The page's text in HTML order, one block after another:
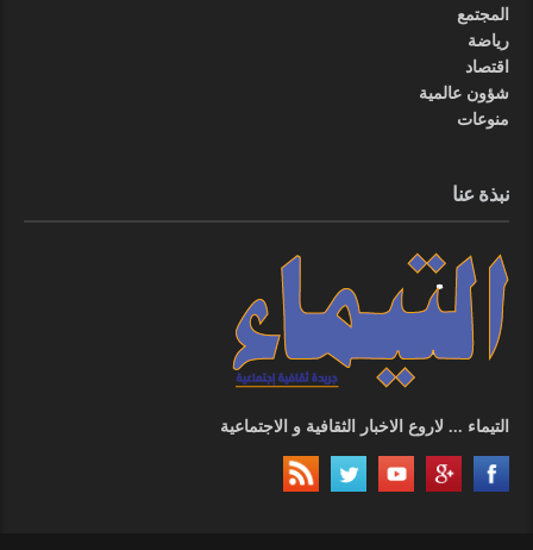
المجتمع
رياضة
اقتصاد
شؤون عالمية
منوعات
نبذة عنا
التيماء ... لاروع الاخبار الثقافية و الاجتماعية